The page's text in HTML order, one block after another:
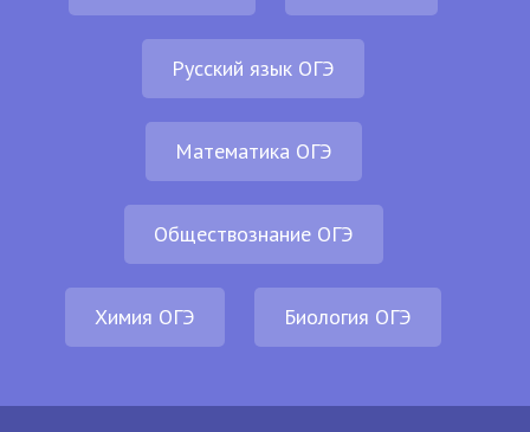
Русский язык ОГЭ
Математика ОГЭ
Обществознание ОГЭ
Химия ОГЭ Биология ОГЭ